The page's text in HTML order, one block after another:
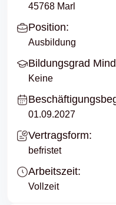
45768 Marl
Position:
Ausbildung
Bildungsgrad
Keine
01.09.2027
Vertragsform:
befristet
Arbeitszeit:
Vollzeit